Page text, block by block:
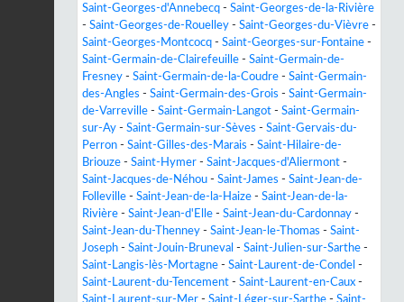
Saint-Georges-d'Annebecq - Saint-Georges-de-la-Rivière
- Saint-Georges-de-Rouelley - Saint-Georges-du-Vièvre -
Saint-Georges-Montcocq - Saint-Georges-sur-Fontaine -
Saint-Germain-de-Clairefeuille - Saint-Germain-de-
Fresney - Saint-Germain-de-la-Coudre - Saint-Germain-
des-Angles - Saint-Germain-des-Grois - Saint-Germain-
de-Varreville - Saint-Germain-Langot - Saint-Germain-
sur-Ay - Saint-Germain-sur-Sèves - Saint-Gervais-du-
Perron - Saint-Gilles-des-Marais - Saint-Hilaire-de-
Briouze - Saint-Hymer - Saint-Jacques-d'Aliermont -
Saint-Jacques-de-Néhou - Saint-James - Saint-Jean-de-
Folleville - Saint-Jean-de-la-Haize - Saint-Jean-de-la-
Rivière - Saint-Jean-d'Elle - Saint-Jean-du-Cardonnay -
Saint-Jean-du-Thenney - Saint-Jean-le-Thomas - Saint-
Joseph - Saint-Jouin-Bruneval - Saint-Julien-sur-Sarthe -
Saint-Langis-lès-Mortagne - Saint-Laurent-de-Condel -
Saint-Laurent-du-Tencement - Saint-Laurent-en-Caux -
Saint-Laurent-sur-Mer - Saint-Léger-sur-Sarthe - Saint-